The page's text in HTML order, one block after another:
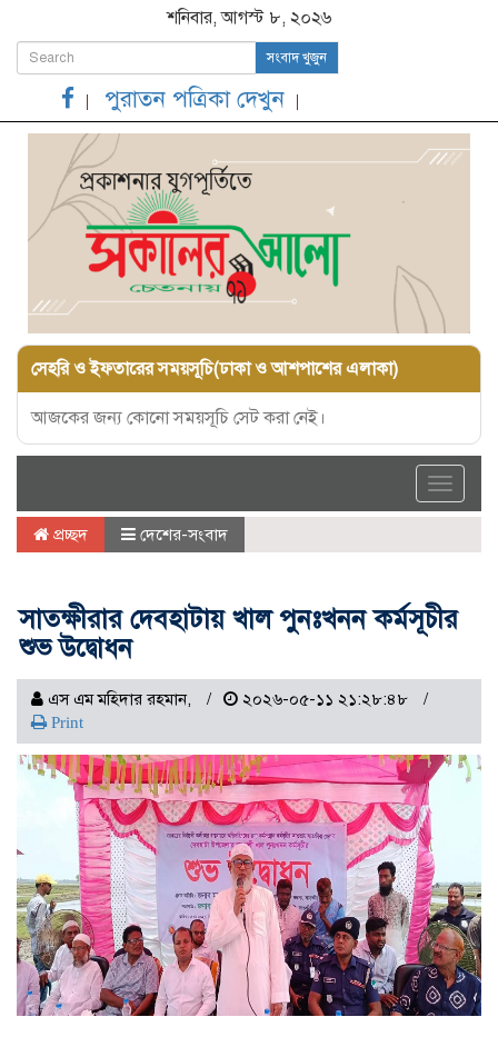
শনিবার, আগস্ট ৮, ২০২৬
সংবাদ খুজুন
পুরাতন পত্রিকা দেখুন
সেহরি ও ইফতারের সময়সূচি(ঢাকা ও আশপাশের এলাকা)
আজকের জন্য কোনো সময়সূচি সেট করা নেই।
Toggle
প্রচ্ছদ দেশের-সংবাদ
সাতক্ষীরার দেবহাটায় খাল পুনঃখনন কর্মসূচীর
শুভ উদ্বোধন
এস এম মহিদার রহমান, ২০২৬-০৫-১১ ২১:২৮:৪৮
Print